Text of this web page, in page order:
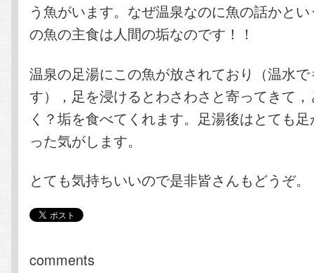
う魚がいます。なぜ温泉なのに魚の話かと
の魚の主食は人間の垢なのです！！
温泉の足湯にこの魚が放されており（温水
す），足を浸けるとわさわさと寄ってきて
く？垢を食べてくれます。足湯後はとても
った気がします。
とても気持ちいいので是非皆さんもどうぞ。
comments